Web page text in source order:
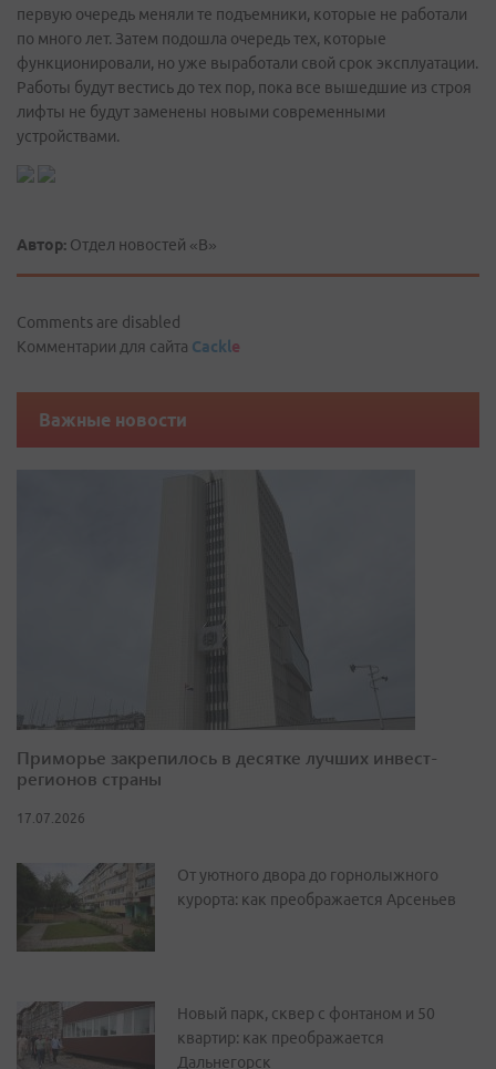
первую очередь меняли те подъемники, которые не работали
по много лет. Затем подошла очередь тех, которые
функционировали, но уже выработали свой срок эксплуатации.
Работы будут вестись до тех пор, пока все вышедшие из строя
лифты не будут заменены новыми современными
устройствами.
Автор: Отдел новостей «В»
Comments are disabled
Комментарии для сайта Cackle
Важные новости
Приморье закрепилось в десятке лучших инвест-
регионов страны
17.07.2026
От уютного двора до горнолыжного
курорта: как преображается Арсеньев
Новый парк, сквер с фонтаном и 50
квартир: как преображается
Дальнегорск